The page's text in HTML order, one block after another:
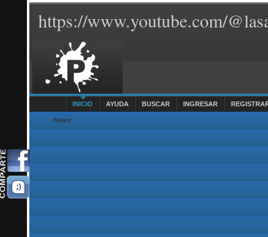
https://www.youtube.com/
INICIO AYUDA BUSCAR INGRESAR
News: